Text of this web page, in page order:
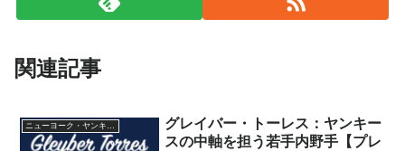
関連記事
ニューヨーク・ヤンキース
グレイバー・トーレス：ヤンキー
スの中軸を担う若手内野手【プレ